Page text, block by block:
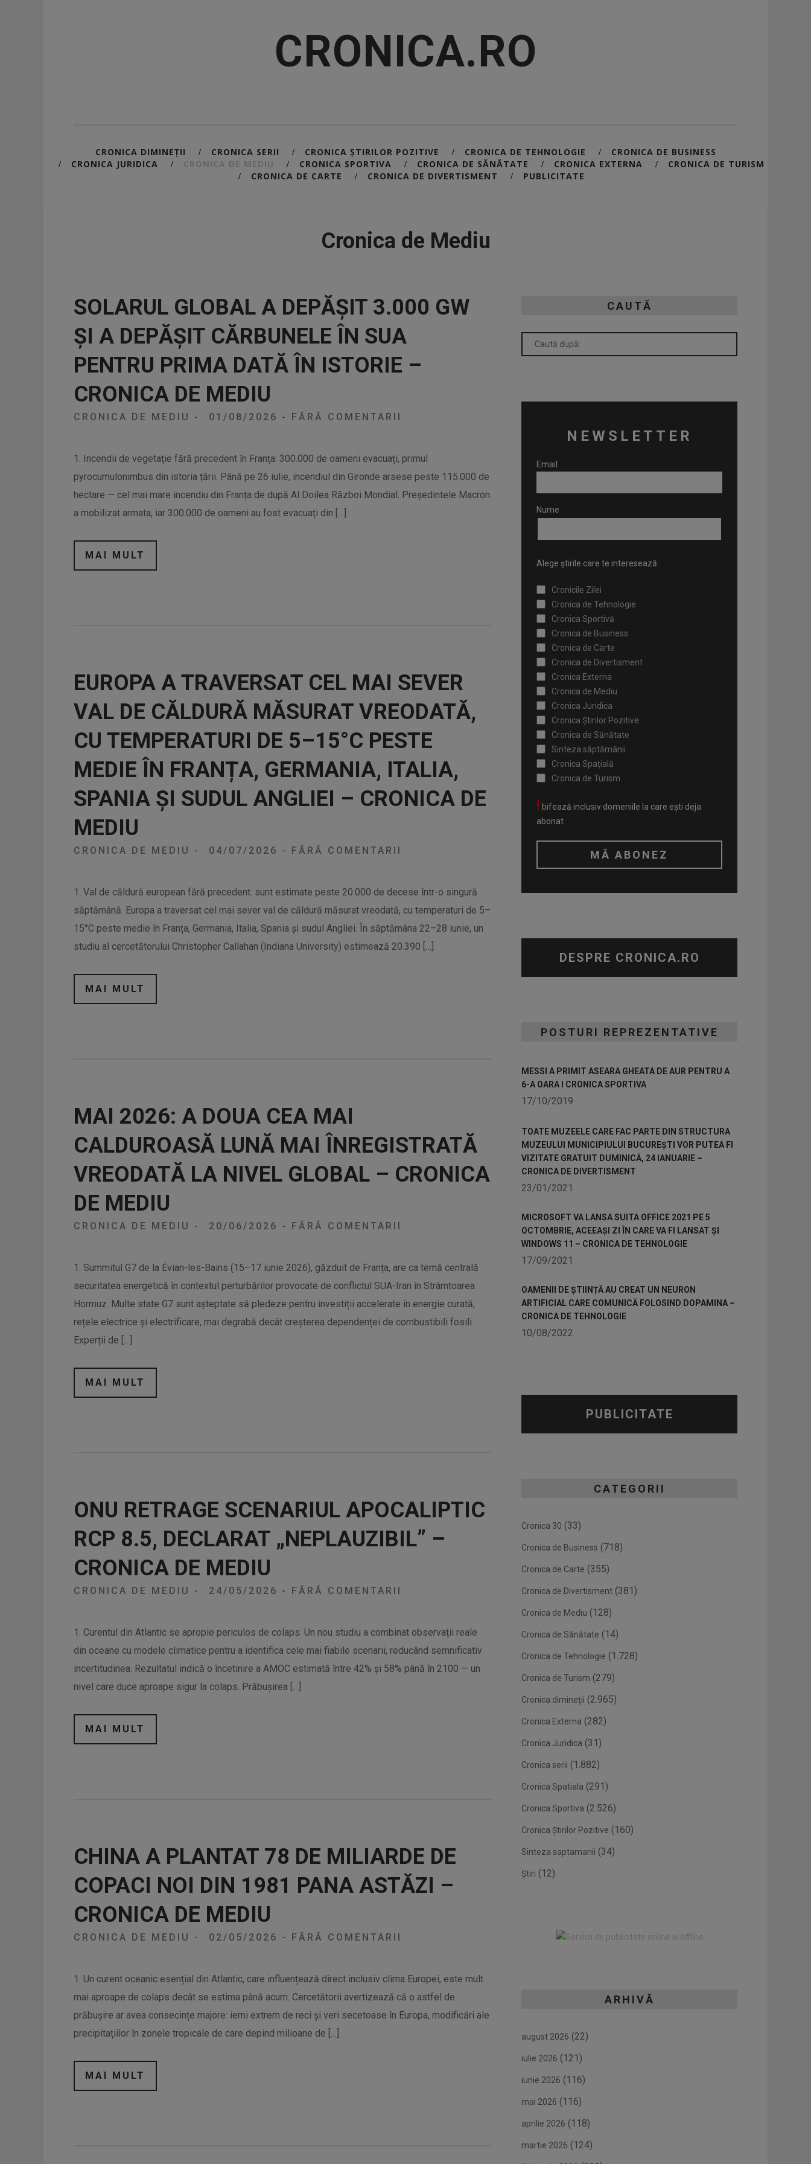
CRONICA.RO
CRONICA DIMINEȚII / CRONICA SERII / CRONICA ȘTIRILOR POZITIVE / CRONICA DE TEHNOLOGIE / CRONICA DE BUSINESS
/ CRONICA JURIDICA / CRONICA DE MEDIU / CRONICA SPORTIVA / CRONICA DE SĂNĂTATE / CRONICA EXTERNA / CRONICA DE TURISM
/ CRONICA DE CARTE / CRONICA DE DIVERTISMENT / PUBLICITATE
Cronica de Mediu
SOLARUL GLOBAL A DEPĂȘIT 3.000 GW
ȘI A DEPĂȘIT CĂRBUNELE ÎN SUA
PENTRU PRIMA DATĂ ÎN ISTORIE –
CRONICA DE MEDIU
CRONICA DE MEDIU - 01/08/2026 - FĂRĂ COMENTARII
1. Incendii de vegetație fără precedent în Franța: 300.000 de oameni evacuați, primul
pyrocumulonimbus din istoria țării. Până pe 26 iulie, incendiul din Gironde arsese peste 115.000 de
hectare — cel mai mare incendiu din Franța de după Al Doilea Război Mondial. Președintele Macron
a mobilizat armata, iar 300.000 de oameni au fost evacuați din […]
MAI MULT
EUROPA A TRAVERSAT CEL MAI SEVER
VAL DE CĂLDURĂ MĂSURAT VREODATĂ,
CU TEMPERATURI DE 5–15°C PESTE
MEDIE ÎN FRANȚA, GERMANIA, ITALIA,
SPANIA ȘI SUDUL ANGLIEI – CRONICA DE
MEDIU
CRONICA DE MEDIU - 04/07/2026 - FĂRĂ COMENTARII
1. Val de căldură european fără precedent: sunt estimate peste 20.000 de decese într-o singură
săptămână. Europa a traversat cel mai sever val de căldură măsurat vreodată, cu temperaturi de 5–
15°C peste medie în Franța, Germania, Italia, Spania și sudul Angliei. În săptămâna 22–28 iunie, un
studiu al cercetătorului Christopher Callahan (Indiana University) estimează 20.390 […]
MAI MULT
MAI 2026: A DOUA CEA MAI
CALDUROASĂ LUNĂ MAI ÎNREGISTRATĂ
VREODATĂ LA NIVEL GLOBAL – CRONICA
DE MEDIU
CRONICA DE MEDIU - 20/06/2026 - FĂRĂ COMENTARII
1. Summitul G7 de la Évian-les-Bains (15–17 iunie 2026), găzduit de Franța, are ca temă centrală
securitatea energetică în contextul perturbărilor provocate de conflictul SUA-Iran în Strâmtoarea
Hormuz. Multe state G7 sunt așteptate să pledeze pentru investiții accelerate în energie curată,
rețele electrice și electrificare, mai degrabă decât creșterea dependenței de combustibili fosili.
Experții de […]
MAI MULT
ONU RETRAGE SCENARIUL APOCALIPTIC
RCP 8.5, DECLARAT „NEPLAUZIBIL” –
CRONICA DE MEDIU
CRONICA DE MEDIU - 24/05/2026 - FĂRĂ COMENTARII
1. Curentul din Atlantic se apropie periculos de colaps. Un nou studiu a combinat observații reale
din oceane cu modele climatice pentru a identifica cele mai fiabile scenarii, reducând semnificativ
incertitudinea. Rezultatul indică o încetinire a AMOC estimată între 42% și 58% până în 2100 — un
nivel care duce aproape sigur la colaps. Prăbușirea […]
MAI MULT
CHINA A PLANTAT 78 DE MILIARDE DE
COPACI NOI DIN 1981 PANA ASTĂZI –
CRONICA DE MEDIU
CRONICA DE MEDIU - 02/05/2026 - FĂRĂ COMENTARII
1. Un curent oceanic esențial din Atlantic, care influențează direct inclusiv clima Europei, este mult
mai aproape de colaps decât se estima până acum. Cercetătorii avertizează că o astfel de
prăbușire ar avea consecințe majore: ierni extrem de reci și veri secetoase în Europa, modificări ale
precipitațiilor în zonele tropicale de care depind milioane de […]
MAI MULT
CAUTĂ
NEWSLETTER
Email
Nume
Alege știrile care te interesează:
Cronicile Zilei
Cronica de Tehnologie
Cronica Sportivă
Cronica de Business
Cronica de Carte
Cronica de Divertisment
Cronica Externa
Cronica de Mediu
Cronica Juridica
Cronica Știrilor Pozitive
Cronica de Sănătate
Sinteza săptămânii
Cronica Spațială
Cronica de Turism
! bifează inclusiv domeniile la care ești deja
abonat
DESPRE CRONICA.RO
POSTURI REPREZENTATIVE
MESSI A PRIMIT ASEARA GHEATA DE AUR PENTRU A
6-A OARA I CRONICA SPORTIVA
17/10/2019
TOATE MUZEELE CARE FAC PARTE DIN STRUCTURA
MUZEULUI MUNICIPIULUI BUCUREȘTI VOR PUTEA FI
VIZITATE GRATUIT DUMINICĂ, 24 IANUARIE –
CRONICA DE DIVERTISMENT
23/01/2021
MICROSOFT VA LANSA SUITA OFFICE 2021 PE 5
OCTOMBRIE, ACEEAȘI ZI ÎN CARE VA FI LANSAT ȘI
WINDOWS 11 – CRONICA DE TEHNOLOGIE
17/09/2021
OAMENII DE ȘTIINȚĂ AU CREAT UN NEURON
ARTIFICIAL CARE COMUNICĂ FOLOSIND DOPAMINA –
CRONICA DE TEHNOLOGIE
10/08/2022
PUBLICITATE
CATEGORII
Cronica 30 (33)
Cronica de Business (718)
Cronica de Carte (355)
Cronica de Divertisment (381)
Cronica de Mediu (128)
Cronica de Sănătate (14)
Cronica de Tehnologie (1.728)
Cronica de Turism (279)
Cronica dimineții (2.965)
Cronica Externa (282)
Cronica Juridica (31)
Cronica serii (1.882)
Cronica Spatiala (291)
Cronica Sportiva (2.526)
Cronica Știrilor Pozitive (160)
Sinteza saptamanii (34)
Știri (12)
ARHIVĂ
august 2026 (22)
iulie 2026 (121)
iunie 2026 (116)
mai 2026 (116)
aprilie 2026 (118)
martie 2026 (124)